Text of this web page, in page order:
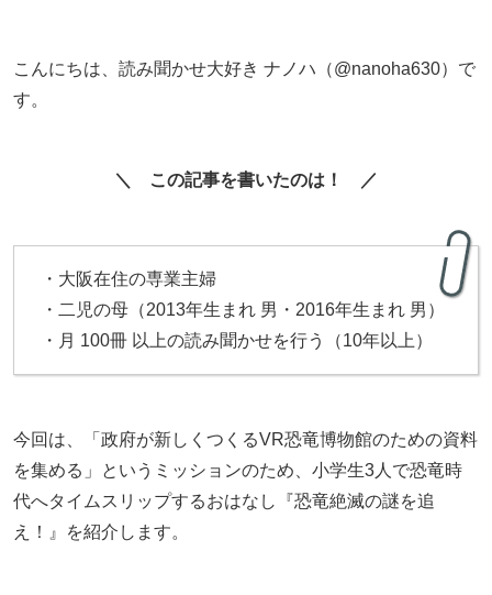
こんにちは、読み聞かせ大好き ナノハ（@nanoha630）で
す。
＼ この記事を書いたのは！ ／
・大阪在住の専業主婦
・二児の母（2013年生まれ 男・2016年生まれ 男）
・月 100冊 以上の読み聞かせを行う（10年以上）
今回は、「政府が新しくつくるVR恐竜博物館のための資料
を集める」というミッションのため、小学生3人で恐竜時
代へタイムスリップするおはなし『恐竜絶滅の謎を追
え！』を紹介します。